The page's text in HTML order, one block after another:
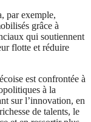
par exemple,
grâce à
qui soutiennent
flotte et réduire
est confrontée à
à la
sur l’innovation, en
de talents, le